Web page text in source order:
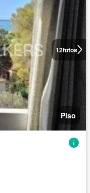
12fotos
Piso